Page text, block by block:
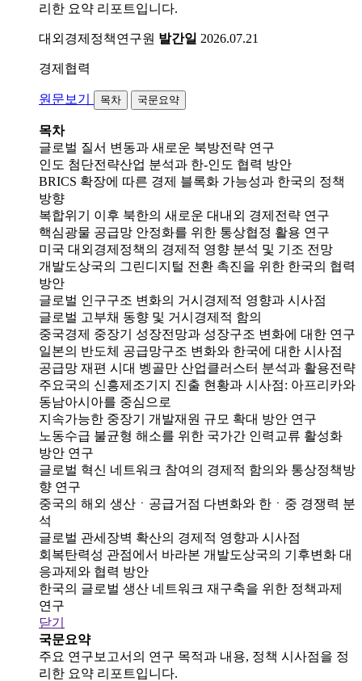
리한 요약 리포트입니다.
대외경제정책연구원 발간일 2026.07.21
경제협력
원문보기 목차 국문요약
목차
글로벌 질서 변동과 새로운 북방전략 연구
인도 첨단전략산업 분석과 한-인도 협력 방안
BRICS 확장에 따른 경제 블록화 가능성과 한국의 정책
방향
복합위기 이후 북한의 새로운 대내외 경제전략 연구
핵심광물 공급망 안정화를 위한 통상협정 활용 연구
미국 대외경제정책의 경제적 영향 분석 및 기조 전망
개발도상국의 그린디지털 전환 촉진을 위한 한국의 협력
방안
글로벌 인구구조 변화의 거시경제적 영향과 시사점
글로벌 고부채 동향 및 거시경제적 함의
중국경제 중장기 성장전망과 성장구조 변화에 대한 연구
일본의 반도체 공급망구조 변화와 한국에 대한 시사점
공급망 재편 시대 벵골만 산업클러스터 분석과 활용전략
주요국의 신흥제조기지 진출 현황과 시사점: 아프리카와
동남아시아를 중심으로
지속가능한 중장기 개발재원 규모 확대 방안 연구
노동수급 불균형 해소를 위한 국가간 인력교류 활성화
방안 연구
글로벌 혁신 네트워크 참여의 경제적 함의와 통상정책방
향 연구
중국의 해외 생산ㆍ공급거점 다변화와 한ㆍ중 경쟁력 분
석
글로벌 관세장벽 확산의 경제적 영향과 시사점
회복탄력성 관점에서 바라본 개발도상국의 기후변화 대
응과제와 협력 방안
한국의 글로벌 생산 네트워크 재구축을 위한 정책과제
연구
닫기
국문요약
주요 연구보고서의 연구 목적과 내용, 정책 시사점을 정
리한 요약 리포트입니다.